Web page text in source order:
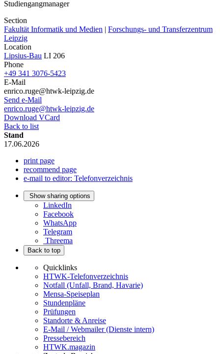
Studiengangmanager
Section
Fakultät Informatik und Medien | Forschungs- und Transferzentrum
Leipzig
Location
Lipsius-Bau LI 206
Phone
+49 341 3076-5423
E-Mail
enrico.ruge@htwk-leipzig.de
Send e-Mail
enrico.ruge@htwk-leipzig.de
Download VCard
Back to list
Stand
17.06.2026
print page
recommend page
e-mail to editor: Telefonverzeichnis
Show sharing options
LinkedIn
Facebook
WhatsApp
Telegram
Threema
Back to top
Quicklinks
HTWK-Telefonverzeichnis
Notfall (Unfall, Brand, Havarie)
Mensa-Speiseplan
Stundenpläne
Prüfungen
Standorte & Anreise
E-Mail / Webmailer (Dienste intern)
Pressebereich
HTWK.magazin